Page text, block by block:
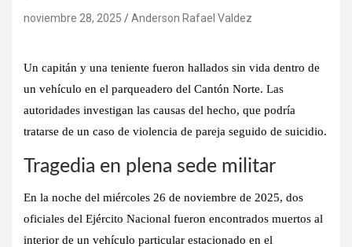
noviembre 28, 2025 Anderson Rafael Valdez
Un capitán y una teniente fueron hallados sin vida dentro de
un vehículo en el parqueadero del Cantón Norte. Las
autoridades investigan las causas del hecho, que podría
tratarse de un caso de violencia de pareja seguido de suicidio.
Tragedia en plena sede militar
En la noche del miércoles 26 de noviembre de 2025, dos
oficiales del Ejército Nacional fueron encontrados muertos al
interior de un vehículo particular estacionado en el